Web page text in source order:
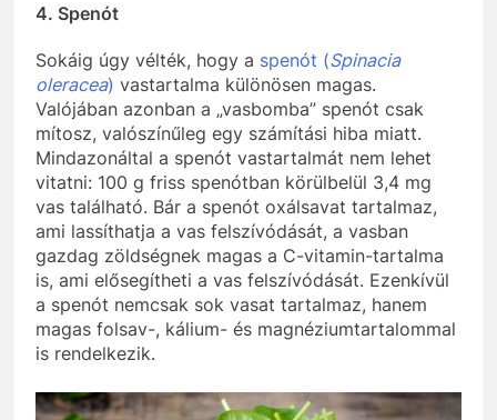
4. Spenót
Sokáig úgy vélték, hogy a spenót (Spinacia
oleracea) vastartalma különösen magas.
Valójában azonban a „vasbomba” spenót csak
mítosz, valószínűleg egy számítási hiba miatt.
Mindazonáltal a spenót vastartalmát nem lehet
vitatni: 100 g friss spenótban körülbelül 3,4 mg
vas található. Bár a spenót oxálsavat tartalmaz,
ami lassíthatja a vas felszívódását, a vasban
gazdag zöldségnek magas a C-vitamin-tartalma
is, ami elősegítheti a vas felszívódását. Ezenkívül
a spenót nemcsak sok vasat tartalmaz, hanem
magas folsav-, kálium- és magnéziumtartalommal
is rendelkezik.